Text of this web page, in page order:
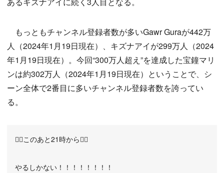
もっともチャンネル登録者数が多いGawr Guraが442万
人（2024年1月19日現在）、キズナアイが299万人（2024
年1月19日現在）。今回“300万人超え”を達成した宝鐘マリ
ンは約302万人（2024年1月19日現在）ということで、シ
ーン全体で2番目に多いチャンネル登録者数を誇ってい
る。
🏴‍☠️このあと21時から🏴‍☠️
やるしかない！！！！！！！！